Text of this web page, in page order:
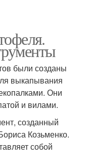
были созданы
выкапывания
Они
и вилами.
созданный
Козьменко.
собой